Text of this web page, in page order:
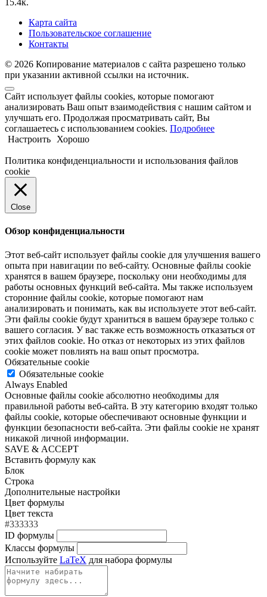
15.4к.
Карта сайта
Пользовательское соглашение
Контакты
© 2026 Копирование материалов с сайта разрешено только
при указании активной ссылки на источник.
Сайт использует файлы cookies, которые помогают
анализировать Ваш опыт взаимодействия с нашим сайтом и
улучшать его. Продолжая просматривать сайт, Вы
соглашаетесь с использованием cookies. Подробнее
Настроить
Хорошо
Политика конфиденциальности и использования файлов
cookie
Close
Обзор конфиденциальности
Этот веб-сайт использует файлы cookie для улучшения вашего
опыта при навигации по веб-сайту. Основные файлы cookie
хранятся в вашем браузере, поскольку они необходимы для
работы основных функций веб-сайта. Мы также используем
сторонние файлы cookie, которые помогают нам
анализировать и понимать, как вы используете этот веб-сайт.
Эти файлы cookie будут храниться в вашем браузере только с
вашего согласия. У вас также есть возможность отказаться от
этих файлов cookie. Но отказ от некоторых из этих файлов
cookie может повлиять на ваш опыт просмотра.
Обязательные cookie
Обязательные cookie
Always Enabled
Основные файлы cookie абсолютно необходимы для
правильной работы веб-сайта. В эту категорию входят только
файлы cookie, которые обеспечивают основные функции и
функции безопасности веб-сайта. Эти файлы cookie не хранят
никакой личной информации.
SAVE & ACCEPT
Вставить формулу как
Блок
Строка
Дополнительные настройки
Цвет формулы
Цвет текста
#333333
ID формулы
Классы формулы
Используйте LaTeX для набора формулы